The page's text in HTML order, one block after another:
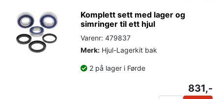
Komplett sett med lager og
simringer til ett hjul
Varenr: 479837
Merk: Hjul-Lagerkit bak
2 på lager i Førde
831,-